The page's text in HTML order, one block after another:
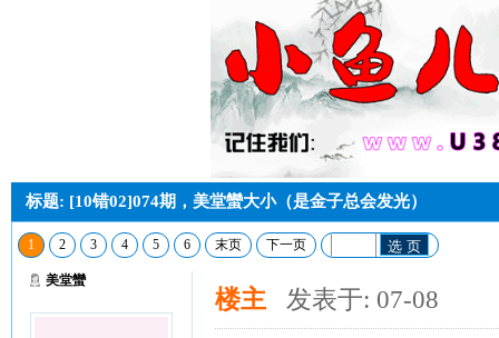
标题: [10错02]074期，美堂蠻大小（是金子总会发光）
1 2 3 4 5 6 末页 下一页 选 页
美堂蠻
楼主 发表于: 07-08